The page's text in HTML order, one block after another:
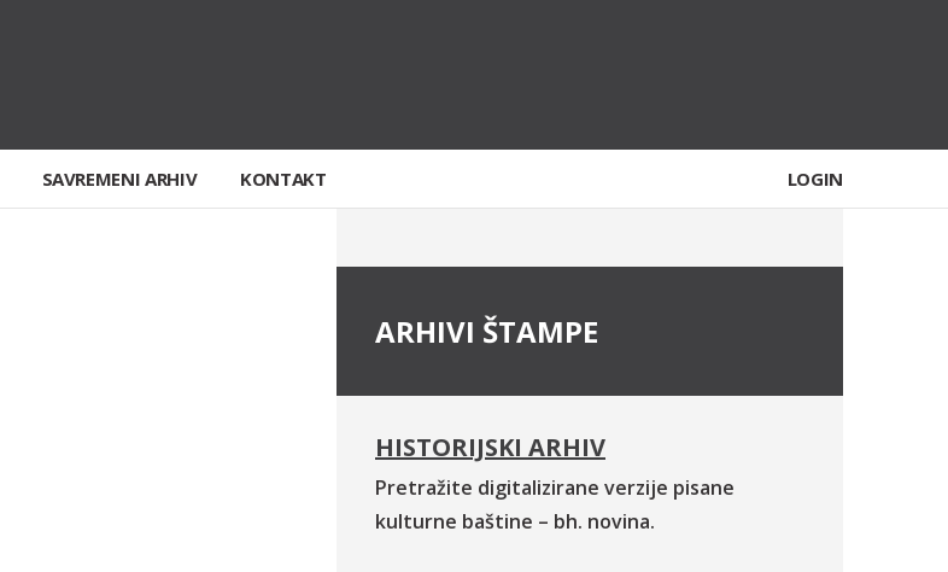
SAVREMENI ARHIV KONTAKT LOGIN
ARHIVI ŠTAMPE
HISTORIJSKI ARHIV
Pretražite digitalizirane verzije pisane
kulturne baštine – bh. novina.